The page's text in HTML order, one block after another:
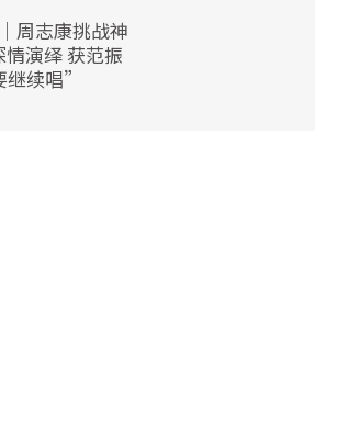
周志康挑战神
演绎 获范振
续唱”